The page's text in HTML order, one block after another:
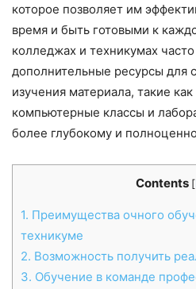
которое позволяет им
время и быть готовыми к
колледжах и техникумах
дополнительные ресурсы для
изучения материала, такие
компьютерные классы и
более глубокому и
Contents [
1. Преимущества очного
техникуме
2. Возможность получить
3. Обучение в команде